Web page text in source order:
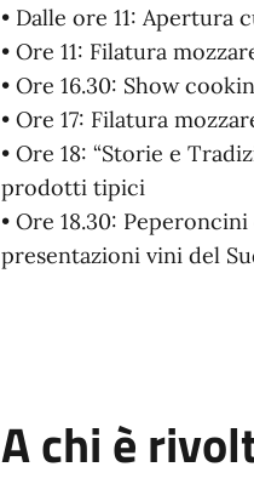
• Dalle ore 11: Apertura
• Ore 11: Filatura
• Ore 16.30: Show
• Ore 17: Filatura
• Ore 18: “Storie e
prodotti tipici
• Ore 18.30:
presentazioni vini del
A chi è